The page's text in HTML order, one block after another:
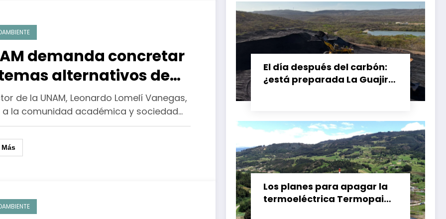
demanda concretar
alternativos de
con una dimensión
de la UNAM, Leonardo Lomelí Vanegas,
a la comunidad académica y sociedad…
Más
El día después del carbón:
¿está preparada La Guajira
Los planes para apagar la
termoeléctrica Termopaipa